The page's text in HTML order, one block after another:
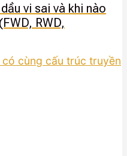
vi sai và khi nào
RWD,
cùng cấu trúc truyền